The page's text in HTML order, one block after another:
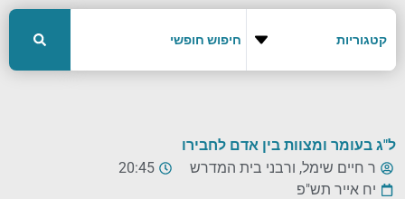
ל"ג בעומר ומצוות בין אדם לחבירו
ר חיים שימל, ורבני בית המדרש
20:45
יח אייר תש"פ